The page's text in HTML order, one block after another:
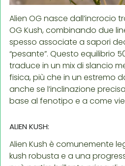
Alien OG nasce dall’incrocio
OG Kush, combinando due
spesso associate a sapori
“pesante”. Questo equilibrio
traduce in un mix di slancio
fisica, più che in un estremo
anche se l’inclinazione
base al fenotipo e a come
ALIEN KUSH:
Alien Kush è comunemente
kush robusta e a una